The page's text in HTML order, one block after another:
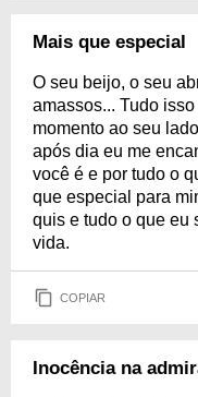
Mais que especial
O seu beijo, o seu
amassos... Tudo
momento ao seu
após dia eu me
você é e por tudo o
que especial para
quis e tudo o que eu
vida.
COPIAR
Inocência na